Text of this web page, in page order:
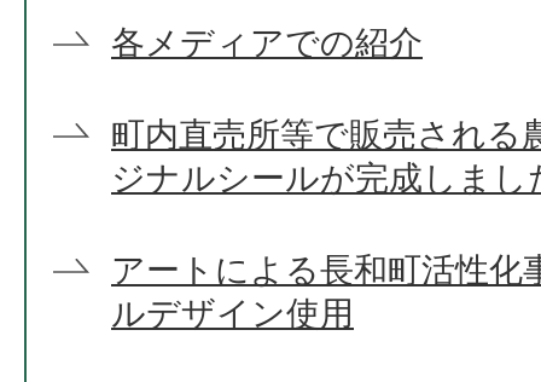
各メディアでの紹介
町内直売所等で販売される
ジナルシールが完成しまし
アートによる長和町活性化
ルデザイン使用